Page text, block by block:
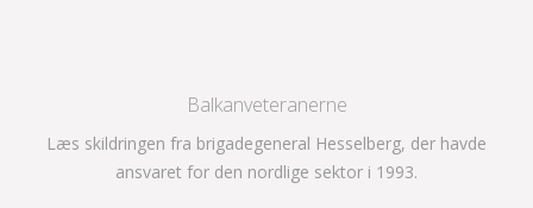
Balkanveteranerne
Læs skildringen fra brigadegeneral Hesselberg, der havde
ansvaret for den nordlige sektor i 1993.